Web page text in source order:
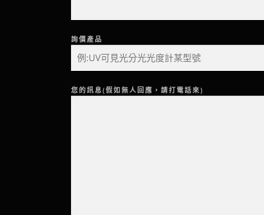
詢價產品
您的訊息(假如無人回應，請打電話來)